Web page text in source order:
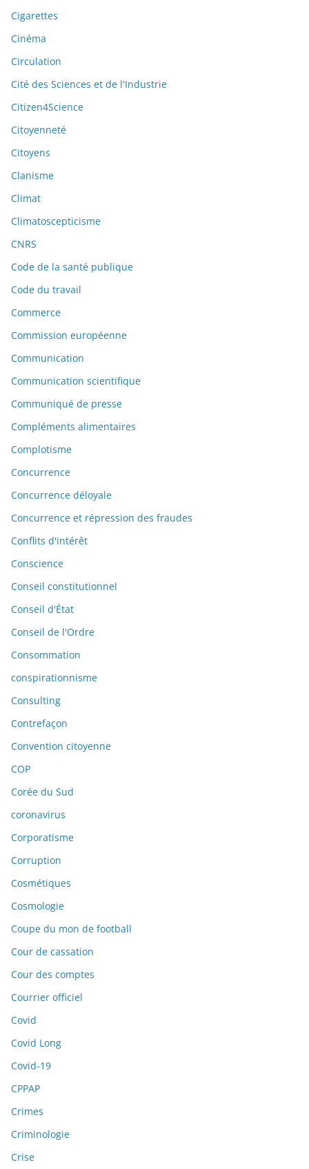
Cigarettes
Cinéma
Circulation
Cité des Sciences et de l'Industrie
Citizen4Science
Citoyenneté
Citoyens
Clanisme
Climat
Climatoscepticisme
CNRS
Code de la santé publique
Code du travail
Commerce
Commission européenne
Communication
Communication scientifique
Communiqué de presse
Compléments alimentaires
Complotisme
Concurrence
Concurrence déloyale
Concurrence et répression des fraudes
Conflits d'intérêt
Conscience
Conseil constitutionnel
Conseil d'État
Conseil de l'Ordre
Consommation
conspirationnisme
Consulting
Contrefaçon
Convention citoyenne
COP
Corée du Sud
coronavirus
Corporatisme
Corruption
Cosmétiques
Cosmologie
Coupe du mon de football
Cour de cassation
Cour des comptes
Courrier officiel
Covid
Covid Long
Covid-19
CPPAP
Crimes
Criminologie
Crise